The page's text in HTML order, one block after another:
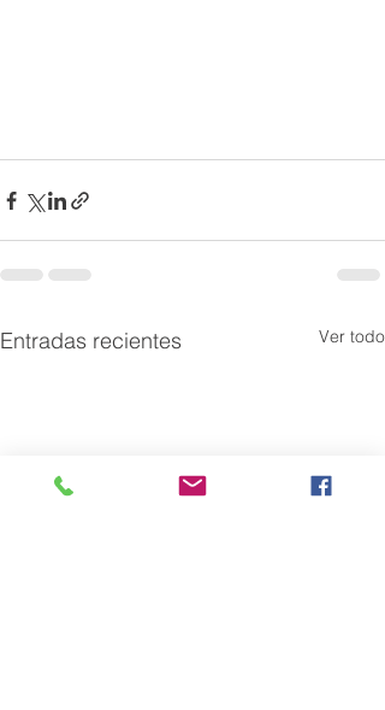
Entradas recientes Ver todo